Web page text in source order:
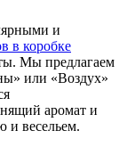
и
в коробке
Мы предлагаем
или «Воздух»
аромат и
и весельем.